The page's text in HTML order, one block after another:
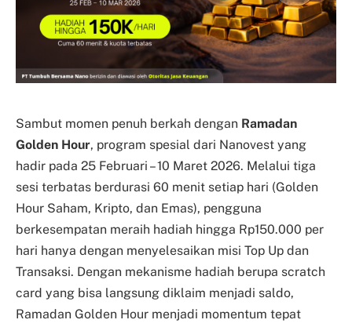
Sambut momen penuh berkah dengan Ramadan
Golden Hour, program spesial dari Nanovest yang
hadir pada 25 Februari – 10 Maret 2026. Melalui tiga
sesi terbatas berdurasi 60 menit setiap hari (Golden
Hour Saham, Kripto, dan Emas), pengguna
berkesempatan meraih hadiah hingga Rp150.000 per
hari hanya dengan menyelesaikan misi Top Up dan
Transaksi. Dengan mekanisme hadiah berupa scratch
card yang bisa langsung diklaim menjadi saldo,
Ramadan Golden Hour menjadi momentum tepat